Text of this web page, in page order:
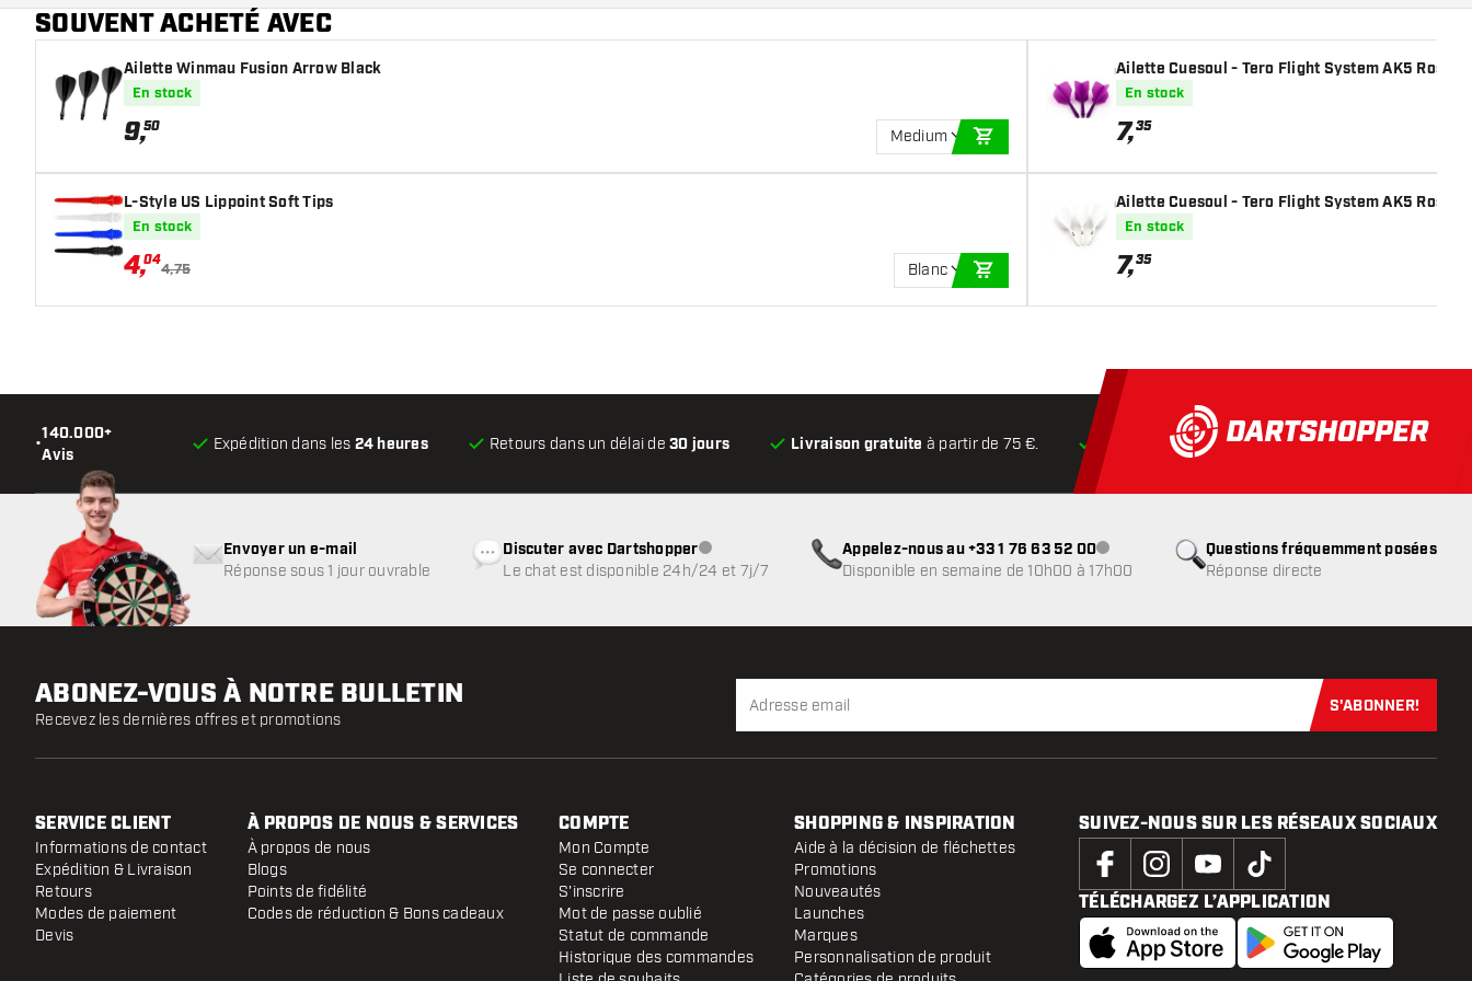
SOUVENT ACHETÉ AVEC
Ailette Winmau Fusion Arrow Black
En stock
9,50
Medium
AJOUTER AU PANIER
L-Style US Lippoint Soft Tips
En stock
4,04
4,75 Blanc
AJOUTER AU PANIER
Ailette Cuesoul - Tero Flight System AK5 Rost
En stock
7,35
Ailette Cuesoul - Tero Flight System AK5 Rost
En stock
7,35
•
140.000+
Avis
Expédition dans les 24 heures Retours dans un délai de30 jours Livraison gratuite à partir de 75 €. Expédition dans les24 heures Retours
Questions fréquemment posées
Réponse directe
Envoyer un e-mail
Réponse sous 1 jour ouvrable
Discuter avec DartshopperService client indisponible
Le chat est disponible 24h/24 et 7j/7
Appelez-nous au +33 1 76 63 52 00Service client indisponible
Disponible en semaine de 10h00 à 17h00
ABONEZ-VOUS À NOTRE BULLETIN
Recevez les dernières offres et promotions
Abonnez-
S'ABONNER!
SERVICE CLIENT
Informations de contact
Expédition & Livraison
Retours
Modes de paiement
Devis
À PROPOS DE NOUS & SERVICES
À propos de nous
Blogs
Points de fidélité
Codes de réduction & Bons cadeaux
COMPTE
Mon Compte
Se connecter
S'inscrire
Mot de passe oublié
Statut de commande
Historique des commandes
SHOPPING & INSPIRATION
Aide à la décision de fléchettes
Promotions
Nouveautés
Launches
Marques
Personnalisation de produit
SUIVEZ-NOUS SUR LES RÉSEAUX SOCIAUX
TÉLÉCHARGEZ L’APPLICATION